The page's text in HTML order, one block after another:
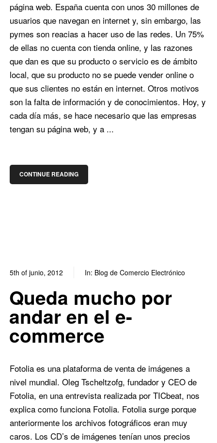
página web. España cuenta con unos 30 millones de
usuarios que navegan en internet y, sin embargo, las
pymes son reacias a hacer uso de las redes. Un 75%
de ellas no cuenta con tienda online, y las razones
que dan es que su producto o servicio es de ámbito
local, que su producto no se puede vender online o
que sus clientes no están en internet. Otros motivos
son la falta de información y de conocimientos. Hoy, y
cada día más, se hace necesario que las empresas
tengan su página web, y a ...
CONTINUE READING
5th of junio, 2012 In: Blog de Comercio Electrónico
Queda mucho por
andar en el e-
commerce
Fotolia es una plataforma de venta de imágenes a
nivel mundial. Oleg Tscheltzofg, fundador y CEO de
Fotolia, en una entrevista realizada por TICbeat, nos
explica como funciona Fotolia. Fotolia surge porque
anteriormente los archivos fotográficos eran muy
caros. Los CD’s de imágenes tenían unos precios